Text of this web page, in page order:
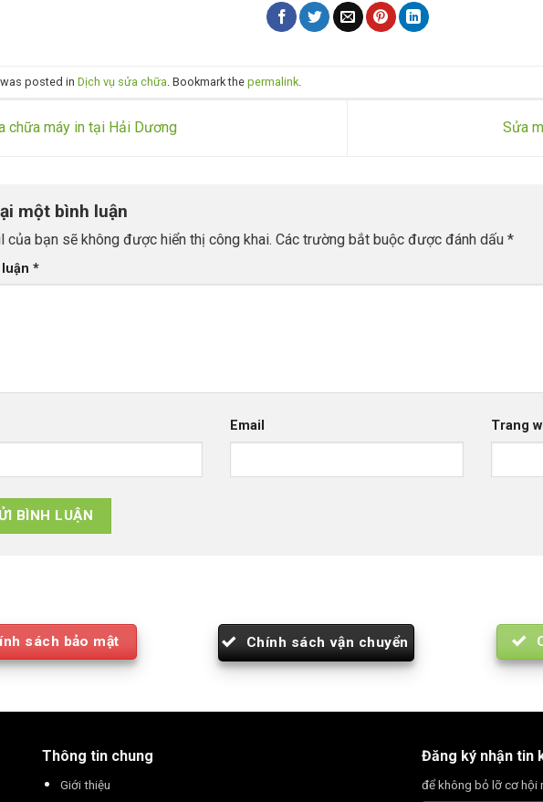
posted in Dịch vụ sửa chữa . Bookmark the permalink.
chữa máy in tại Hải Dương Sửa
một bình luận
của bạn sẽ không được hiển thị công khai. Các trường bắt buộc được đánh dấu *
luận *
Email Trang
sách bảo mật Chính sách vận chuyển
Thông tin chung
Giới thiệu
Đăng ký nhận tin
để không bỏ lỡ cơ hội